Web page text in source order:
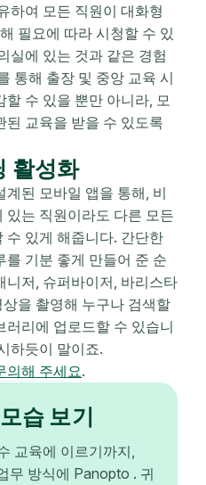
하여 모든 직원이 대화형
필요에 따라 시청할 수 있
실에 있는 것과 같은 경험
통해 출장 및 중앙 교육 시
수 있을 뿐만 아니라, 모
된 교육을 받을 수 있도록
활성화
된 모바일 앱을 통해, 비
있는 직원이라도 다른 모든
수 있게 해줍니다. 간단한
를 기분 좋게 만들어 준 순
니저, 슈퍼바이저, 바리스타
을 촬영해 누구나 검색할
러리에 업로드할 수 있습니
하듯이 말이죠.
의해 주세요.
습 보기
교육에 이르기까지,
무 방식에 Panopto . 귀